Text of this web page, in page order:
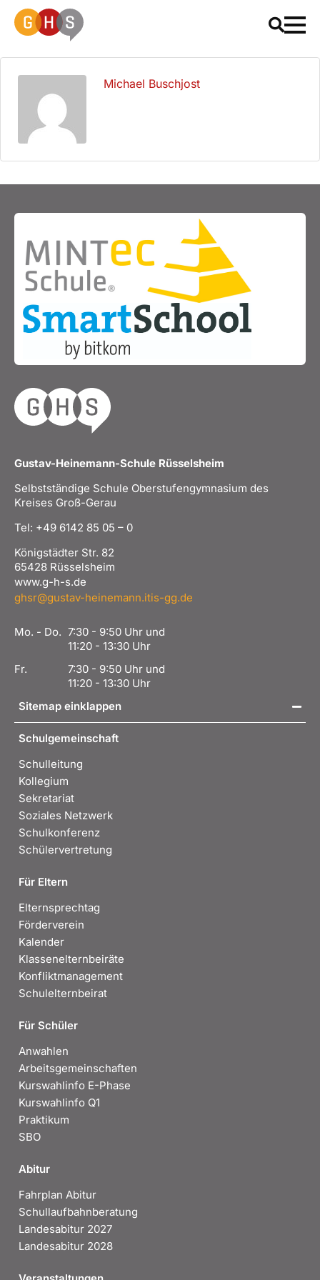
Michael Buschjost
Gustav-Heinemann-Schule Rüsselsheim
Selbstständige Schule Oberstufengymnasium des
Kreises Groß-Gerau
Tel: +49 6142 85 05 – 0
Königstädter Str. 82
65428 Rüsselsheim
www.g-h-s.de
ghsr@gustav-heinemann.itis-gg.de
Mo. - Do. 7:30 - 9:50 Uhr und
11:20 - 13:30 Uhr
Fr.
7:30 - 9:50 Uhr und
11:20 - 13:30 Uhr
Sitemap einklappen
Schulgemeinschaft
Schulleitung
Kollegium
Sekretariat
Soziales Netzwerk
Schulkonferenz
Schülervertretung
Für Eltern
Elternsprechtag
Förderverein
Kalender
Klassenelternbeiräte
Konfliktmanagement
Schulelternbeirat
Für Schüler
Anwahlen
Arbeitsgemeinschaften
Kurswahlinfo E-Phase
Kurswahlinfo Q1
Praktikum
SBO
Abitur
Fahrplan Abitur
Schullaufbahnberatung
Landesabitur 2027
Landesabitur 2028